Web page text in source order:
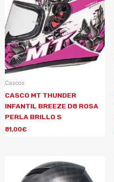
Cascos
CASCO MT THUNDER
INFANTIL BREEZE D8 ROSA
PERLA BRILLO S
81,00€